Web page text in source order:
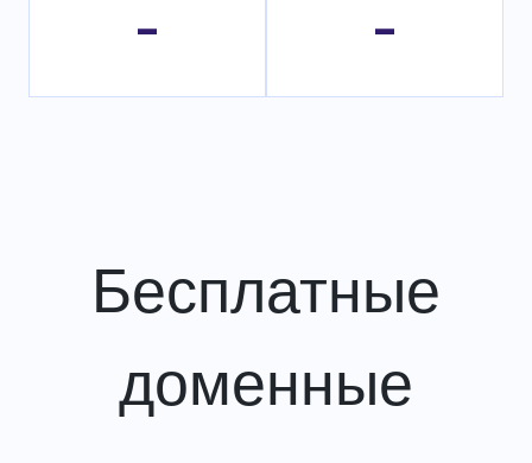
- -
Бесплатные
доменные